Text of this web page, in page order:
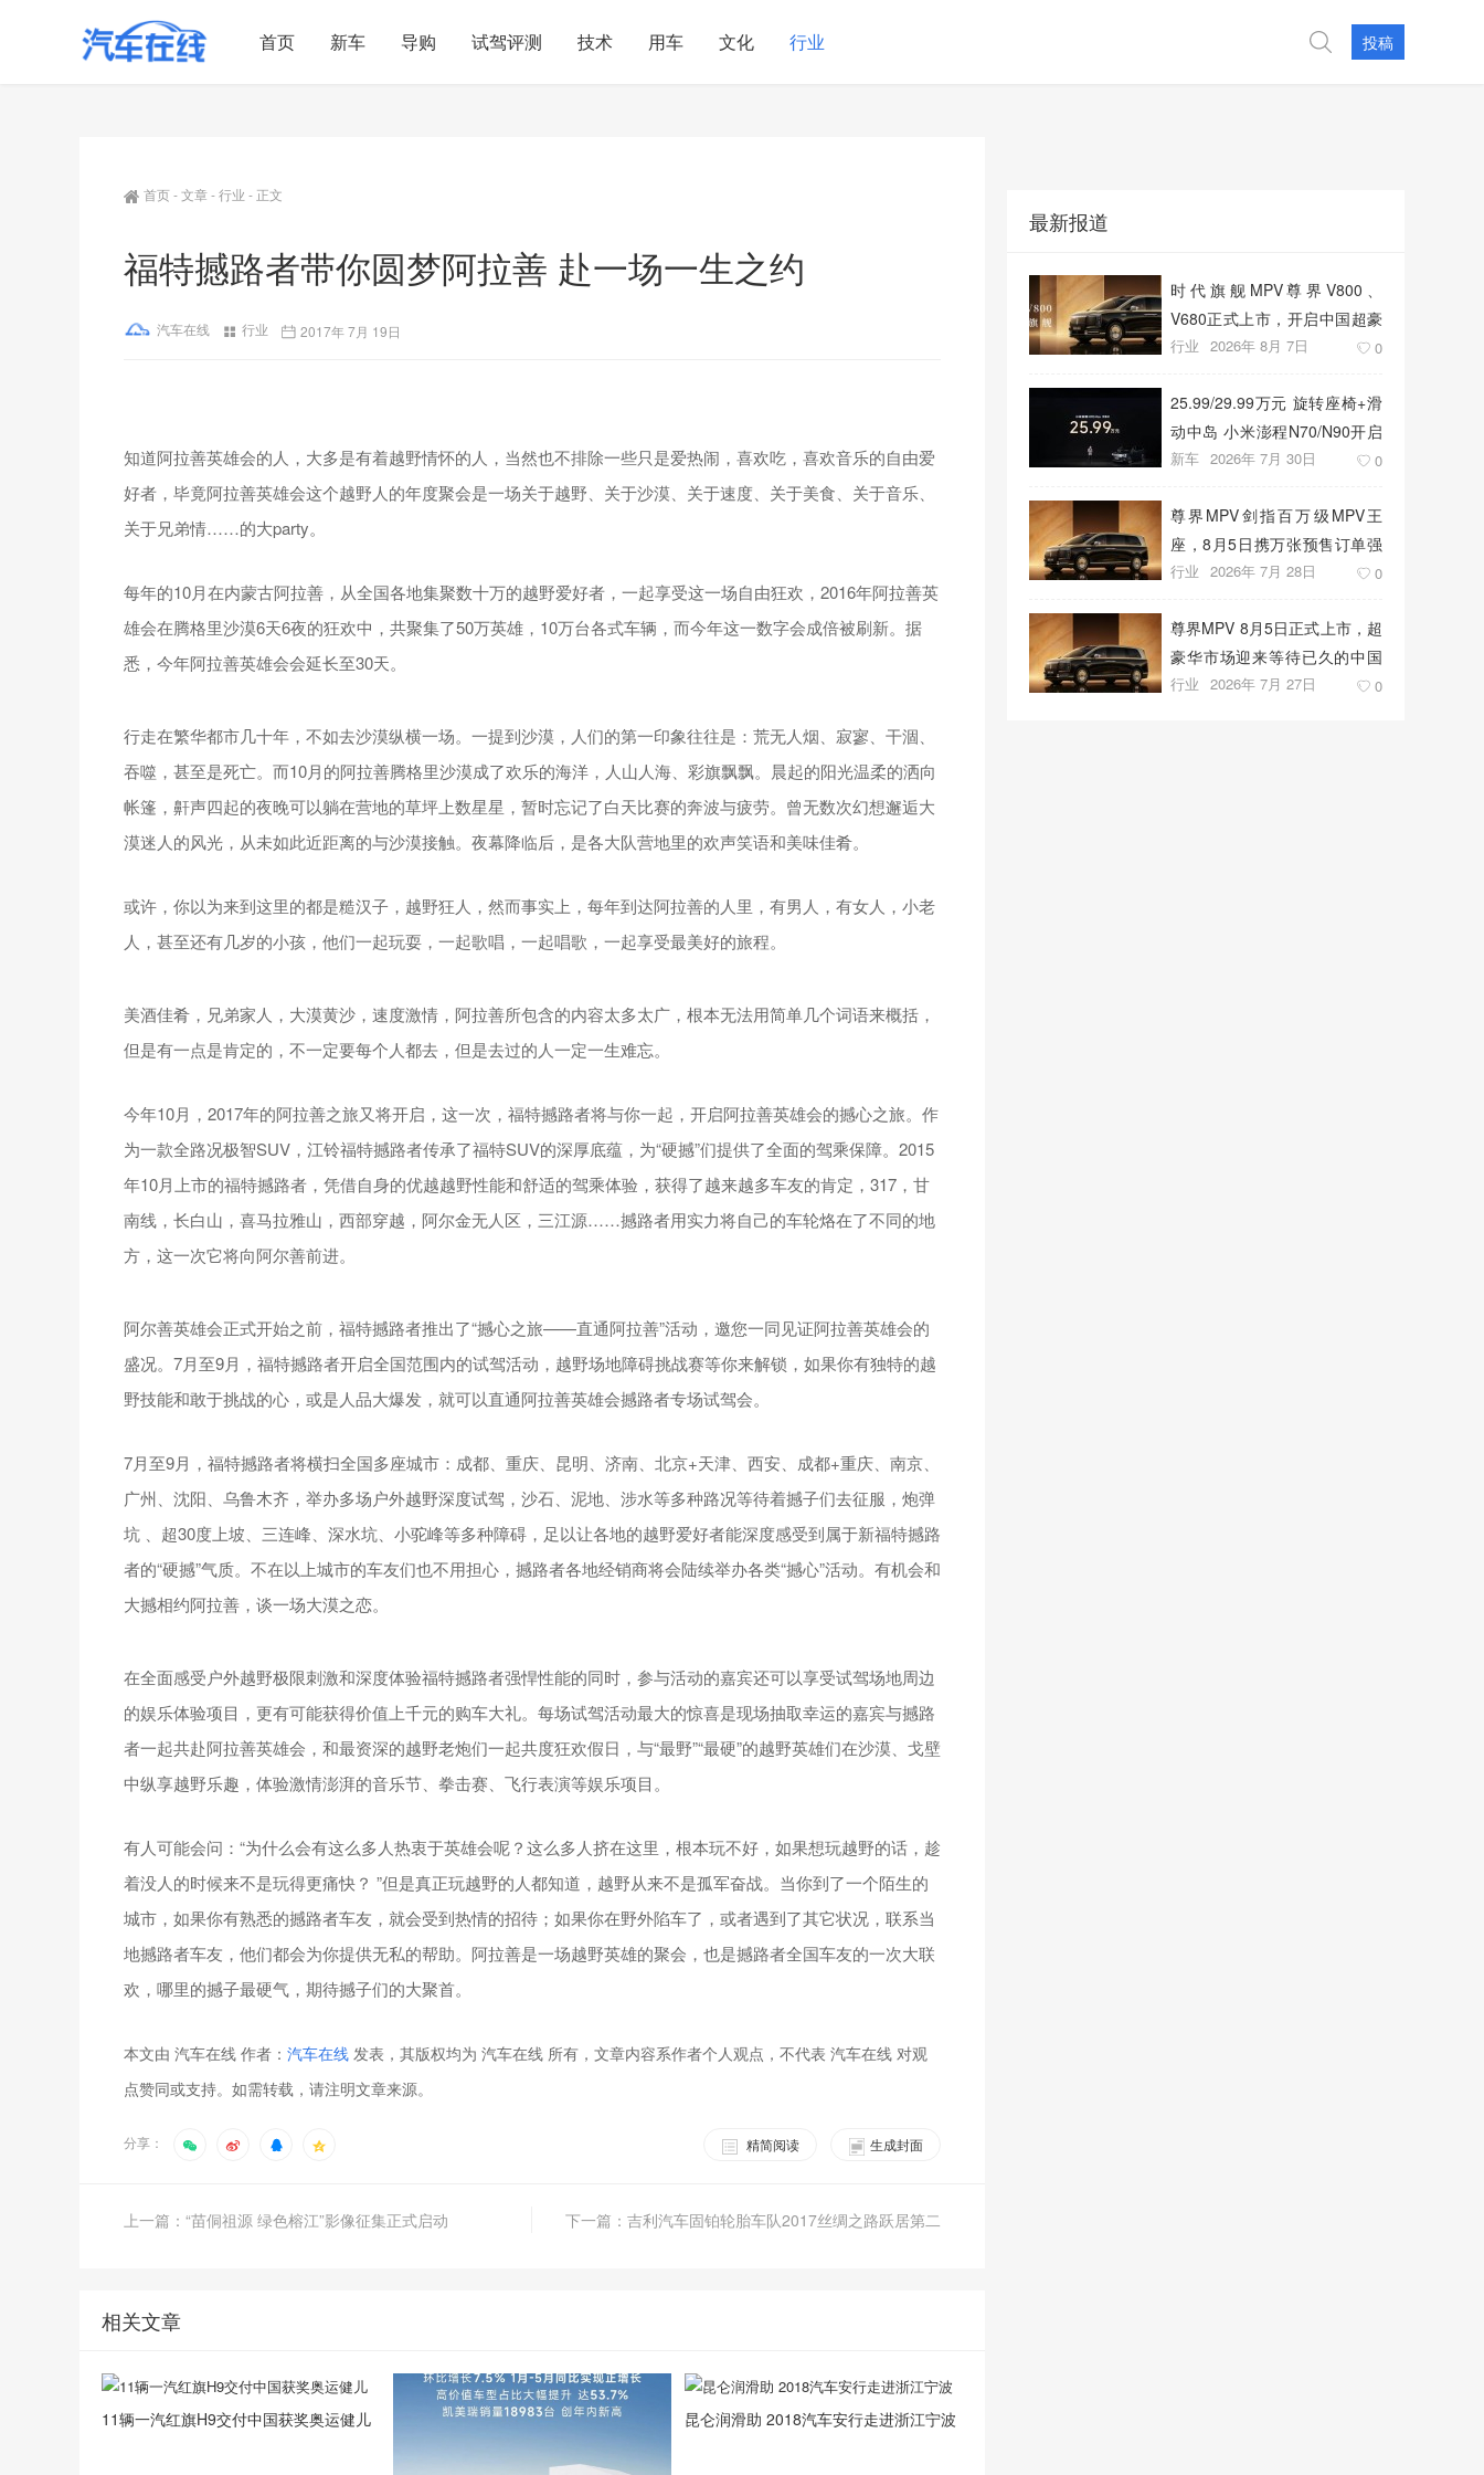
首页 新车 导购 试驾评测 技术 用车 文化 行业 投稿
首页-文章-行业 - 正文
福特撼路者带你圆梦阿拉善 赴一场一生之约
汽车在线 行业 2017年 7月 19日
知道阿拉善英雄会的人，大多是有着越野情怀的人，当然也不排除一些只是爱热闹，喜欢吃，喜欢音乐的自由爱
好者，毕竟阿拉善英雄会这个越野人的年度聚会是一场关于越野、关于沙漠、关于速度、关于美食、关于音乐、
关于兄弟情……的大party。
每年的10月在内蒙古阿拉善，从全国各地集聚数十万的越野爱好者，一起享受这一场自由狂欢，2016年阿拉善英
雄会在腾格里沙漠6天6夜的狂欢中，共聚集了50万英雄，10万台各式车辆，而今年这一数字会成倍被刷新。据
悉，今年阿拉善英雄会会延长至30天。
行走在繁华都市几十年，不如去沙漠纵横一场。一提到沙漠，人们的第一印象往往是：荒无人烟、寂寥、干涸、
吞噬，甚至是死亡。而10月的阿拉善腾格里沙漠成了欢乐的海洋，人山人海、彩旗飘飘。晨起的阳光温柔的洒向
帐篷，鼾声四起的夜晚可以躺在营地的草坪上数星星，暂时忘记了白天比赛的奔波与疲劳。曾无数次幻想邂逅大
漠迷人的风光，从未如此近距离的与沙漠接触。夜幕降临后，是各大队营地里的欢声笑语和美味佳肴。
或许，你以为来到这里的都是糙汉子，越野狂人，然而事实上，每年到达阿拉善的人里，有男人，有女人，小老
人，甚至还有几岁的小孩，他们一起玩耍，一起歌唱，一起唱歌，一起享受最美好的旅程。
美酒佳肴，兄弟家人，大漠黄沙，速度激情，阿拉善所包含的内容太多太广，根本无法用简单几个词语来概括，
但是有一点是肯定的，不一定要每个人都去，但是去过的人一定一生难忘。
今年10月，2017年的阿拉善之旅又将开启，这一次，福特撼路者将与你一起，开启阿拉善英雄会的撼心之旅。作
为一款全路况极智SUV，江铃福特撼路者传承了福特SUV的深厚底蕴，为“硬撼”们提供了全面的驾乘保障。2015
年10月上市的福特撼路者，凭借自身的优越越野性能和舒适的驾乘体验，获得了越来越多车友的肯定，317，甘
南线，长白山，喜马拉雅山，西部穿越，阿尔金无人区，三江源……撼路者用实力将自己的车轮烙在了不同的地
方，这一次它将向阿尔善前进。
阿尔善英雄会正式开始之前，福特撼路者推出了“撼心之旅——直通阿拉善”活动，邀您一同见证阿拉善英雄会的
盛况。7月至9月，福特撼路者开启全国范围内的试驾活动，越野场地障碍挑战赛等你来解锁，如果你有独特的越
野技能和敢于挑战的心，或是人品大爆发，就可以直通阿拉善英雄会撼路者专场试驾会。
7月至9月，福特撼路者将横扫全国多座城市：成都、重庆、昆明、济南、北京+天津、西安、成都+重庆、南京、
广州、沈阳、乌鲁木齐，举办多场户外越野深度试驾，沙石、泥地、涉水等多种路况等待着撼子们去征服，炮弹
坑 、超30度上坡、三连峰、深水坑、小驼峰等多种障碍，足以让各地的越野爱好者能深度感受到属于新福特撼路
者的“硬撼”气质。不在以上城市的车友们也不用担心，撼路者各地经销商将会陆续举办各类“撼心”活动。有机会和
大撼相约阿拉善，谈一场大漠之恋。
在全面感受户外越野极限刺激和深度体验福特撼路者强悍性能的同时，参与活动的嘉宾还可以享受试驾场地周边
的娱乐体验项目，更有可能获得价值上千元的购车大礼。每场试驾活动最大的惊喜是现场抽取幸运的嘉宾与撼路
者一起共赴阿拉善英雄会，和最资深的越野老炮们一起共度狂欢假日，与“最野”“最硬”的越野英雄们在沙漠、戈壁
中纵享越野乐趣，体验激情澎湃的音乐节、拳击赛、飞行表演等娱乐项目。
有人可能会问：“为什么会有这么多人热衷于英雄会呢？这么多人挤在这里，根本玩不好，如果想玩越野的话，趁
着没人的时候来不是玩得更痛快？ ”但是真正玩越野的人都知道，越野从来不是孤军奋战。当你到了一个陌生的
城市，如果你有熟悉的撼路者车友，就会受到热情的招待；如果你在野外陷车了，或者遇到了其它状况，联系当
地撼路者车友，他们都会为你提供无私的帮助。阿拉善是一场越野英雄的聚会，也是撼路者全国车友的一次大联
欢，哪里的撼子最硬气，期待撼子们的大聚首。
本文由 汽车在线 作者： 汽车在线 发表，其版权均为 汽车在线 所有，文章内容系作者个人观点，不代表 汽车在线 对观
点赞同或支持。如需转载，请注明文章来源。
分享： 生成封面
精简阅读
上一篇：“苗侗祖源 绿色榕江”影像征集正式启动 下一篇：吉利汽车固铂轮胎车队2017丝绸之路跃居第二
相关文章
11辆一汽红旗H9交付中国获奖奥运健儿 昆仑润滑助 2018汽车安行走进浙江宁波
最新报道
时代旗舰MPV尊界V800、
V680正式上市，开启中国超豪
华MPV发展新篇章
行业 2026年 8月 7日 0
25.99/29.99万元 旋转座椅+滑
动中岛 小米澎程N70/N90开启
预售
新车 2026年 7月 30日 0
尊界MPV剑指百万级MPV王
座，8月5日携万张预售订单强
势上市
行业 2026年 7月 28日 0
尊界MPV 8月5日正式上市，超
豪华市场迎来等待已久的中国
答案
行业 2026年 7月 27日 0